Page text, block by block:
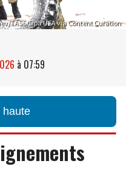
TASS/Sipa USA via Content Curation
à 07:59
haute